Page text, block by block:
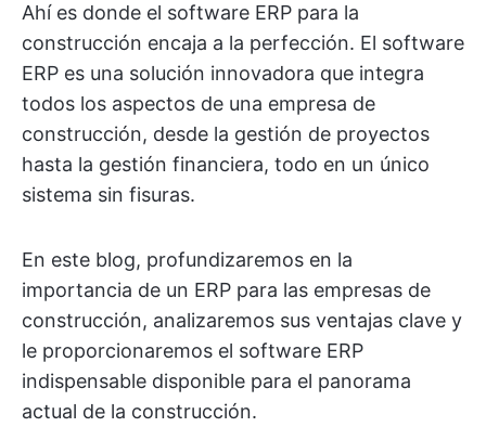
Ahí es donde el software ERP para la
construcción encaja a la perfección. El software
ERP es una solución innovadora que integra
todos los aspectos de una empresa de
construcción, desde la gestión de proyectos
hasta la gestión financiera, todo en un único
sistema sin fisuras.
En este blog, profundizaremos en la
importancia de un ERP para las empresas de
construcción, analizaremos sus ventajas clave y
le proporcionaremos el software ERP
indispensable disponible para el panorama
actual de la construcción.